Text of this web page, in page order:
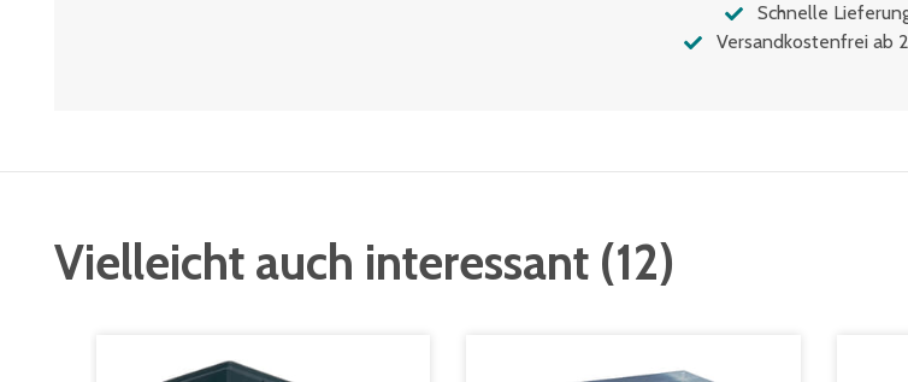
Schnelle
Versandkostenfrei ab
Vielleicht auch interessant (12)